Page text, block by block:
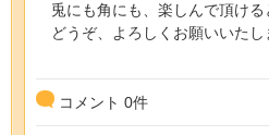
兎にも角にも、楽しんで頂ける
どうぞ、よろしくお願いいたし
コメント 0件